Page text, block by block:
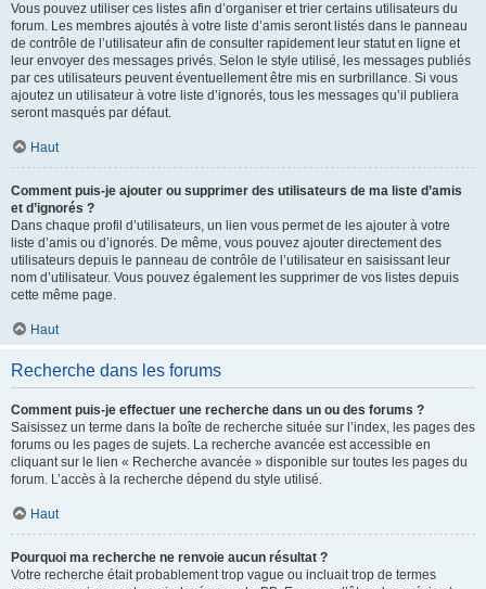
Vous pouvez utiliser ces listes afin d’organiser et trier certains utilisateurs du
forum. Les membres ajoutés à votre liste d’amis seront listés dans le panneau
de contrôle de l’utilisateur afin de consulter rapidement leur statut en ligne et
leur envoyer des messages privés. Selon le style utilisé, les messages publiés
par ces utilisateurs peuvent éventuellement être mis en surbrillance. Si vous
ajoutez un utilisateur à votre liste d’ignorés, tous les messages qu’il publiera
seront masqués par défaut.
Haut
Comment puis-je ajouter ou supprimer des utilisateurs de ma liste d’amis
et d’ignorés ?
Dans chaque profil d’utilisateurs, un lien vous permet de les ajouter à votre
liste d’amis ou d’ignorés. De même, vous pouvez ajouter directement des
utilisateurs depuis le panneau de contrôle de l’utilisateur en saisissant leur
nom d’utilisateur. Vous pouvez également les supprimer de vos listes depuis
cette même page.
Haut
Recherche dans les forums
Comment puis-je effectuer une recherche dans un ou des forums ?
Saisissez un terme dans la boîte de recherche située sur l’index, les pages des
forums ou les pages de sujets. La recherche avancée est accessible en
cliquant sur le lien « Recherche avancée » disponible sur toutes les pages du
forum. L’accès à la recherche dépend du style utilisé.
Haut
Pourquoi ma recherche ne renvoie aucun résultat ?
Votre recherche était probablement trop vague ou incluait trop de termes